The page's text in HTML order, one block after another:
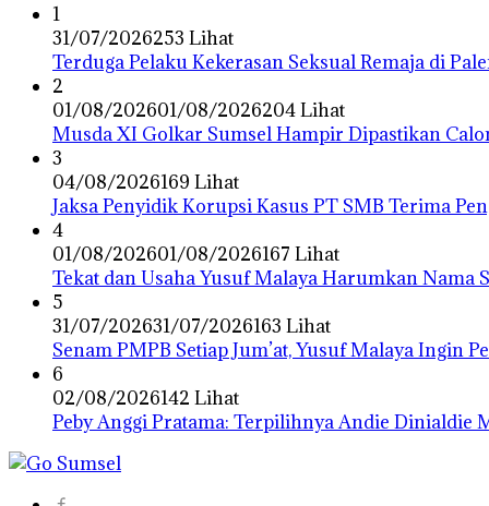
1
31/07/2026253 Lihat
Terduga Pelaku Kekerasan Seksual Remaja di
2
01/08/202601/08/2026204 Lihat
Musda XI Golkar Sumsel Hampir Dipastikan
3
04/08/2026169 Lihat
Jaksa Penyidik Korupsi Kasus PT SMB Terima
4
01/08/202601/08/2026167 Lihat
Tekat dan Usaha Yusuf Malaya Harumkan
5
31/07/202631/07/2026163 Lihat
Senam PMPB Setiap Jum’at, Yusuf Malaya Ingin
6
02/08/2026142 Lihat
Peby Anggi Pratama: Terpilihnya Andie Dinialdie